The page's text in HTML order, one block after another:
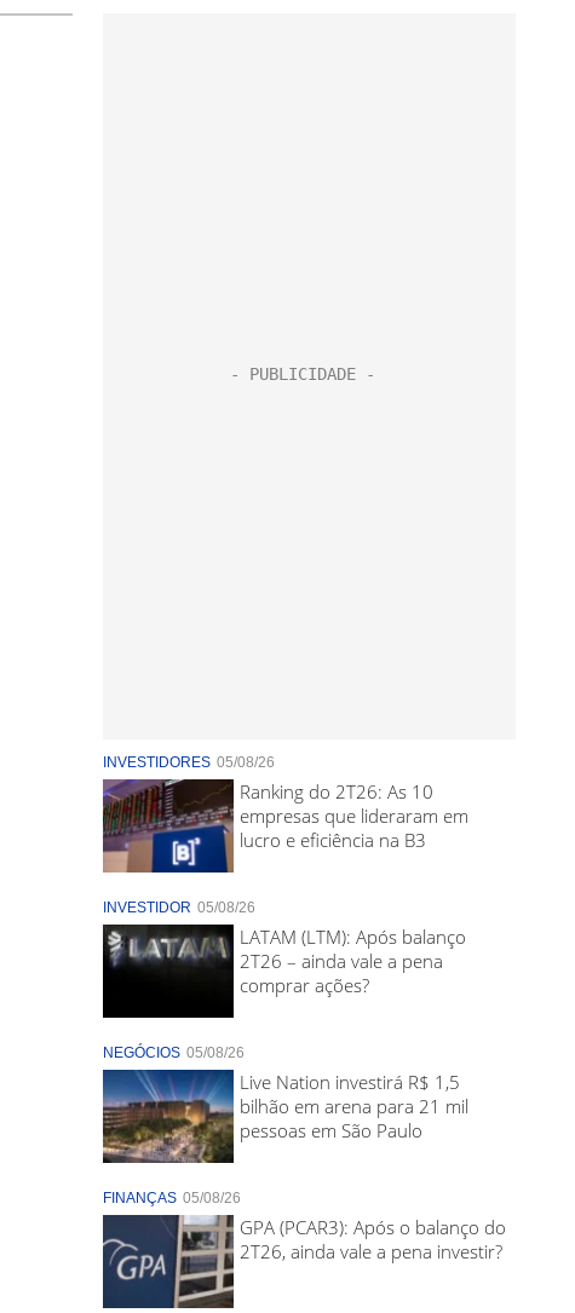
INVESTIDORES 05/08/26
Ranking do 2T26: As 10
empresas que lideraram em
lucro e eficiência na B3
INVESTIDOR 05/08/26
LATAM (LTM): Após balanço
2T26 – ainda vale a pena
comprar ações?
NEGÓCIOS 05/08/26
Live Nation investirá R$ 1,5
bilhão em arena para 21 mil
pessoas em São Paulo
FINANÇAS 05/08/26
GPA (PCAR3): Após o balanço do
2T26, ainda vale a pena investir?